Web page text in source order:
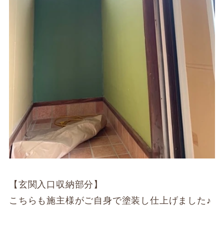
【玄関入口収納部分】
こちらも施主様がご自身で塗装し仕上げました♪